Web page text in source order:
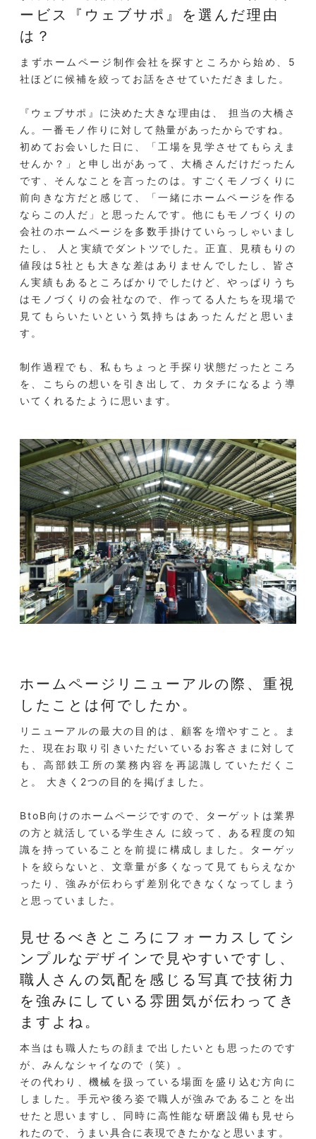
ービス『ウェブサポ』を選んだ理由
は？
まずホームページ制作会社を探すところから始め、5
社ほどに候補を絞ってお話をさせていただきました。
『ウェブサポ』に決めた大きな理由は、 担当の大橋さ
ん。一番モノ作りに対して熱量があったからですね。
初めてお会いした日に、「工場を見学させてもらえま
せんか？」と申し出があって、大橋さんだけだったん
です、そんなことを言ったのは。すごくモノづくりに
前向きな方だと感じて、「一緒にホームページを作る
ならこの人だ」と思ったんです。他にもモノづくりの
会社のホームページを多数手掛けていらっしゃいまし
たし、 人と実績でダントツでした。正直、見積もりの
値段は5社とも大きな差はありませんでしたし、皆さ
ん実績もあるところばかりでしたけど、やっぱりうち
はモノづくりの会社なので、作ってる人たちを現場で
見てもらいたいという気持ちはあったんだと思いま
す。
制作過程でも、私もちょっと手探り状態だったところ
を、こちらの想いを引き出して、カタチになるよう導
いてくれるたように思います。
ホームページリニューアルの際、重視
したことは何でしたか。
リニューアルの最大の目的は、顧客を増やすこと。ま
た、現在お取り引きいただいているお客さまに対して
も、高部鉄工所の業務内容を再認識していただくこ
と。 大きく2つの目的を掲げました。
BtoB向けのホームページですので、ターゲットは業界
の方と就活している学生さん に絞って、ある程度の知
識を持っていることを前提に構成しました。ターゲッ
トを絞らないと、文章量が多くなって見てもらえなか
ったり、強みが伝わらず差別化できなくなってしまう
と思っていました。
見せるべきところにフォーカスしてシ
ンプルなデザインで見やすいですし、
職人さんの気配を感じる写真で技術力
を強みにしている雰囲気が伝わってき
ますよね。
本当はも職人たちの顔まで出したいとも思ったのです
が、みんなシャイなので（笑）。
その代わり、機械を扱っている場面を盛り込む方向に
しました。手元や後ろ姿で職人が強みであることを出
せたと思いますし、同時に高性能な研磨設備も見せら
れたので、うまい具合に表現できたかなと思います。